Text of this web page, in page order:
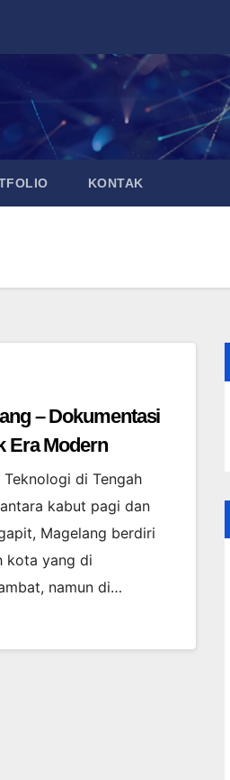
KONTAK
– Dokumentasi
Era Modern
di Tengah
kabut pagi dan
Magelang berdiri
kota yang di
namun di…